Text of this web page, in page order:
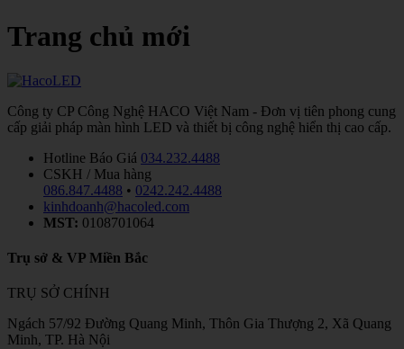
Trang chủ mới
Công ty CP Công Nghệ HACO Việt Nam - Đơn vị tiên phong cung
cấp giải pháp màn hình LED và thiết bị công nghệ hiển thị cao cấp.
Hotline Báo Giá 034.232.4488
CSKH / Mua hàng
086.847.4488 • 0242.242.4488
kinhdoanh@hacoled.com
MST: 0108701064
Trụ sở & VP Miền Bắc
TRỤ SỞ CHÍNH
Ngách 57/92 Đường Quang Minh, Thôn Gia Thượng 2, Xã Quang
Minh, TP. Hà Nội